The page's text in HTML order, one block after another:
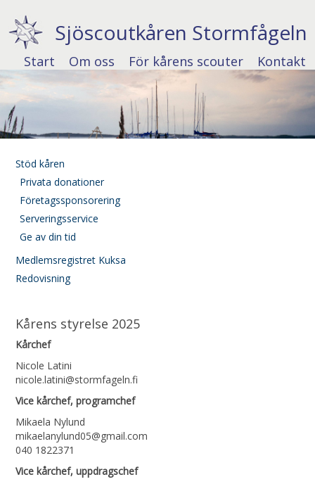
Sjöscoutkåren Stormfågeln
Start Om oss För kårens scouter Kontakt
Stöd kåren
Privata donationer
Företagssponsorering
Serveringsservice
Ge av din tid
Medlemsregistret Kuksa
Redovisning
Kårens styrelse 2025
Kårchef
Nicole Latini
nicole.latini@stormfageln.fi
Vice kårchef, programchef
Mikaela Nylund
mikaelanylund05@gmail.com
040 1822371
Vice kårchef, uppdragschef